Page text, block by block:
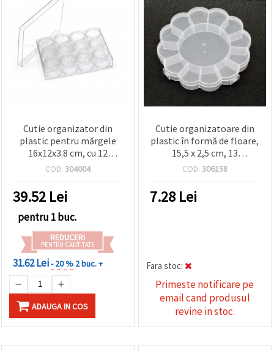
Cutie organizator din
plastic pentru mărgele
16x12x3.8 cm, cu 12
recipiente cilindrice
COD: 304004
39.52 Lei
pentru 1 buc.
REDUCERI
PENTRU CANTITATE
31.62 Lei- 20 % 2 buc. +
ADAUGA IN COS
Cutie organizatoare din
plastic în formă de floare,
15,5 x 2,5 cm, 13
compartimente –
accesorii pentru bijuterii
și proiecte DIY
COD: 306158
7.28 Lei
Fara stoc:
Primeste notificare pe
email cand produsul
revine in stoc.